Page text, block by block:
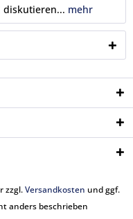
diskutieren... mehr
zzgl.Versandkosten und ggf.
anders beschrieben